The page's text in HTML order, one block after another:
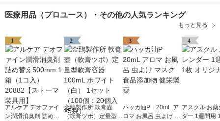
医療用品（プロユース）・その他の人気ランキング
もっと見る
1
アルケア デオファイ
ン潤滑消臭剤 詰め替
2
金鵄製作所 軟膏壺
（軟膏ツボ）定量型軟
3
ハッカ油P 20mL ア
ロマ お風呂 虫よけ マ
4
アスクル お
ダー 1週間用